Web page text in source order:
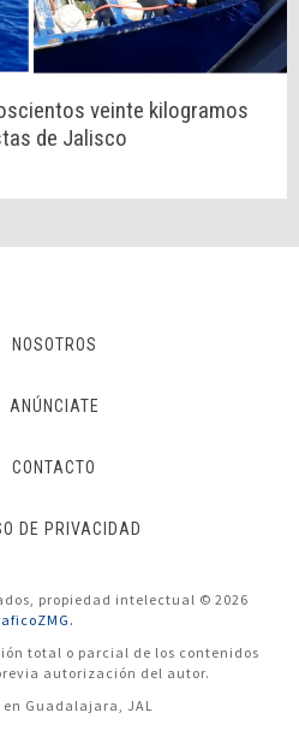
veinte kilogramos
de Jalisco
NOSOTROS
ANÚNCIATE
CONTACTO
DE PRIVACIDAD
propiedad intelectual © 2026
total o parcial de los contenidos
autorización del autor.
Guadalajara, JAL